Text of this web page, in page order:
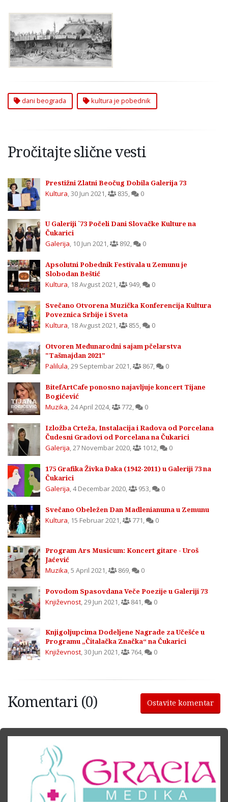
Dani Beograda 2021 -
Kultura je Pobednik
dani beograda kultura je pobednik
Pročitajte slične vesti
Prestižni Zlatni Beočug Dobila Galerija 73
Kultura,30 Jun 2021, 835, 0
U Galeriji `73 Počeli Dani Slovačke Kulture na
Čukarici
Galerija, 10 Jun 2021, 892, 0
Apsolutni Pobednik Festivala u Zemunu je
Slobodan Beštić
Kultura, 18 Avgust 2021, 949, 0
Svečano Otvorena Muzička Konferencija Kultura
Poveznica Srbije i Sveta
Kultura, 18 Avgust 2021, 855, 0
Otvoren Međunarodni sajam pčelarstva
"Tašmajdan 2021"
Palilula,29 Septembar 2021, 867, 0
BitefArtCafe ponosno najavljuje koncert Tijane
Bogićević
Muzika,24 April 2024, 772, 0
Izložba Crteža, Instalacija i Radova od Porcelana
Čudesni Gradovi od Porcelana na Čukarici
Galerija,27 Novembar 2020, 1012, 0
175 Grafika Živka Đaka (1942-2011) u Galeriji 73 na
Čukarici
Galerija,4 Decembar 2020, 953, 0
Svečano Obeležen Dan Madlenianuma u Zemunu
Kultura, 15 Februar 2021, 771, 0
Program Ars Musicum: Koncert gitare - Uroš
Jaćević
Muzika,5 April 2021, 869, 0
Povodom Spasovdana Veče Poezije u Galeriji 73
Književnost,29 Jun 2021, 841, 0
Knjigoljupcima Dodeljene Nagrade za Učešće u
Programu „Čitalačka Značka“ na Čukarici
Književnost,30 Jun 2021, 764, 0
Komentari (0) Ostavite komentar